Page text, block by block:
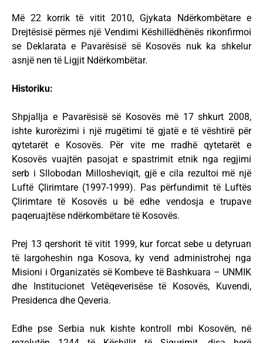
Më 22 korrik të vitit 2010, Gjykata Ndërkombëtare e
Drejtësisë përmes një Vendimi Këshillëdhënës rikonfirmoi
se Deklarata e Pavarësisë së Kosovës nuk ka shkelur
asnjë nen të Ligjit Ndërkombëtar.
Historiku:
Shpjallja e Pavarësisë së Kosovës më 17 shkurt 2008,
ishte kurorëzimi i një rrugëtimi të gjatë e të vështirë për
qytetarët e Kosovës. Për vite me rradhë qytetarët e
Kosovës vuajtën pasojat e spastrimit etnik nga regjimi
serb i Sllobodan Millosheviqit, gjë e cila rezultoi më një
Luftë Çlirimtare (1997-1999). Pas përfundimit të Luftës
Çlirimtare të Kosovës u bë edhe vendosja e trupave
paqeruajtëse ndërkombëtare të Kosovës.
Prej 13 qershorit të vitit 1999, kur forcat sebe u detyruan
të largoheshin nga Kosova, ky vend administrohej nga
Misioni i Organizatës së Kombeve të Bashkuara – UNMIK
dhe Institucionet Vetëqeverisëse të Kosovës, Kuvendi,
Presidenca dhe Qeveria.
Edhe pse Serbia nuk kishte kontroll mbi Kosovën, në